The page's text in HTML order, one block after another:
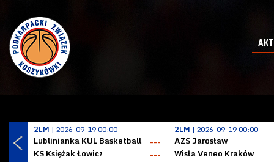
2LM | 2026-09-19 00:00
Lublinianka KUL Basketball
---
KS Księżak Łowicz
---
2LM | 2026-09-19 00:00
AZS Jarosław
Wisła Veneo Kraków